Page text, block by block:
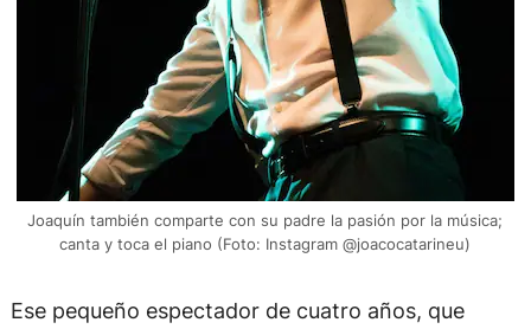
Joaquín también comparte con su padre la pasión por la música;
canta y toca el piano (Foto: Instagram @joacocatarineu)
Ese pequeño espectador de cuatro años, que